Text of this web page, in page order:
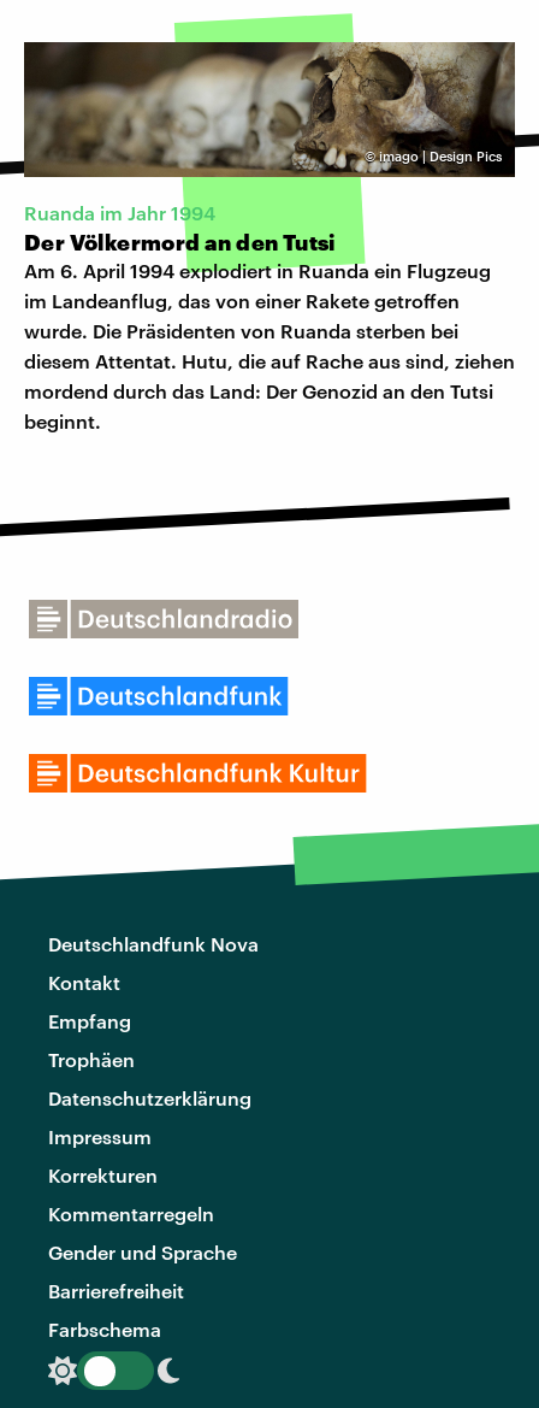
©imago | Design Pics
Ruanda im Jahr 1994
Der Völkermord an den Tutsi
Am 6. April 1994 explodiert in Ruanda ein Flugzeug
im Landeanflug, das von einer Rakete getroffen
wurde. Die Präsidenten von Ruanda sterben bei
diesem Attentat. Hutu, die auf Rache aus sind, ziehen
mordend durch das Land: Der Genozid an den Tutsi
beginnt.
Deutschlandfunk Nova
Kontakt
Empfang
Trophäen
Datenschutzerklärung
Impressum
Korrekturen
Kommentarregeln
Gender und Sprache
Barrierefreiheit
Farbschema